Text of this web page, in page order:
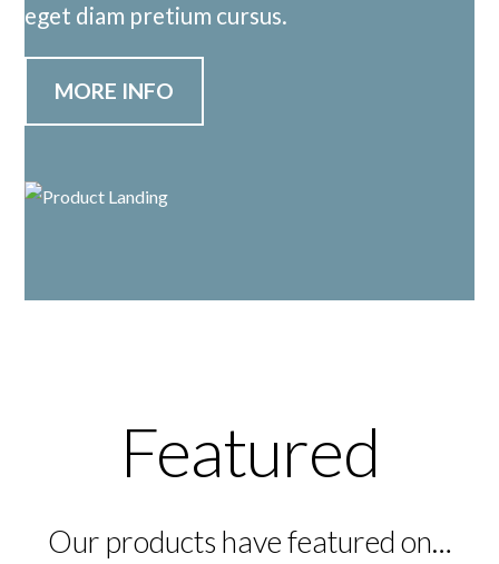
eget diam pretium cursus.
MORE INFO
Featured
Our products have featured on…